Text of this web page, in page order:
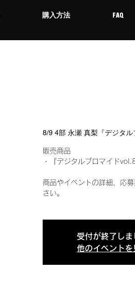
購入方法 FAQ
8/9 4部 永瀬 真梨『デジタ
販売商品
・『デジタルブロマイド
商品やイベントの詳細、応
さい。
受付が終了しま
他のイベントを